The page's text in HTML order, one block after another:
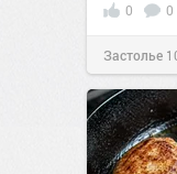
0 0
Застолье